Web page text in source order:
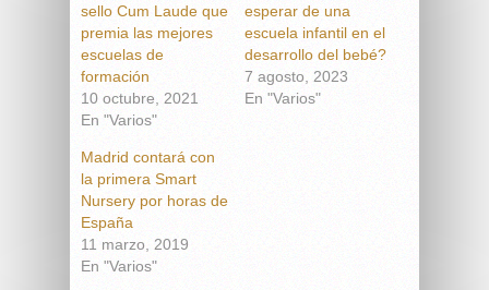
sello Cum Laude que
premia las mejores
escuelas de
formación
10 octubre, 2021
En "Varios"
esperar de una
escuela infantil en el
desarrollo del bebé?
7 agosto, 2023
En "Varios"
Madrid contará con
la primera Smart
Nursery por horas de
España
11 marzo, 2019
En "Varios"